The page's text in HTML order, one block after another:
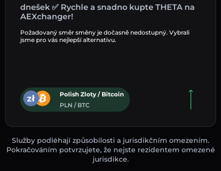
dnešek ✅ Rychle a snadno kupte THETA na
AEXchanger!
Požadovaný směr směny je dočasně nedostupný. Vybrali
jsme pro vás nejlepší alternativu.
Polish Zloty / Bitcoin
PLN / BTC
Služby podléhají způsobilosti a jurisdikčním omezením.
Pokračováním potvrzujete, že nejste rezidentem omezené
jurisdikce.